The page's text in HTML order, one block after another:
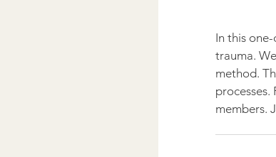
In this
trauma.
method.
processes.
members.